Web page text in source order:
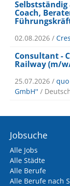
Selbstständig
Coach,
02.08.2026 /
Consultant -
Railway (m/
25.07.2026 /
GmbH'' /
Jobsuche
Alle Jobs
Alle Städte
Alle Berufe
Alle Berufe nach